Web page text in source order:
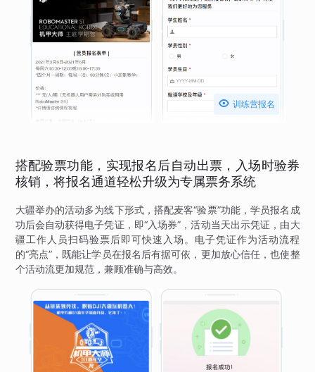
 训练营报名
搭配验票功能，实现报名后自动出票，入场时验券
核销，将报名通道轻松升级为专属票务系统
大疆举办的活动多为线下形式，搭配麦客“验票”功能，学员报名成
功后会自动获得电子凭证，即“入场券”，活动当天出示凭证，由大
疆工作人员扫码验票后即可快速入场。电子凭证作为活动流程
的“亮点”，既能让学员在报名后有据可依，更加放心信任，也使整
个活动流更加规范，兼顾准确与高效。